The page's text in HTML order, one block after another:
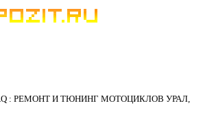
: РЕМОНТ И ТЮНИНГ МОТОЦИКЛОВ УРАЛ,